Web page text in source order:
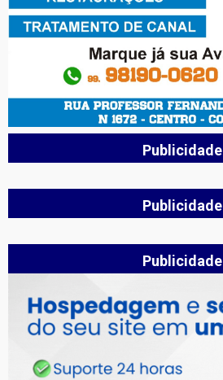
Publicidade
Publicidade
Publicidade